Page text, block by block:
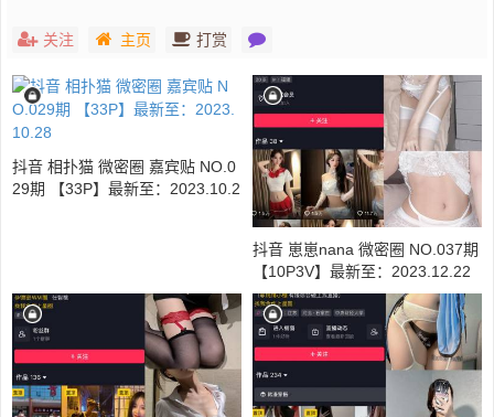
关注 主页 打赏
抖音 相扑猫 微密圈 嘉宾贴 NO.0
29期 【33P】最新至：2023.10.2
抖音 崽崽nana 微密圈 NO.037期
【10P3V】最新至：2023.12.22